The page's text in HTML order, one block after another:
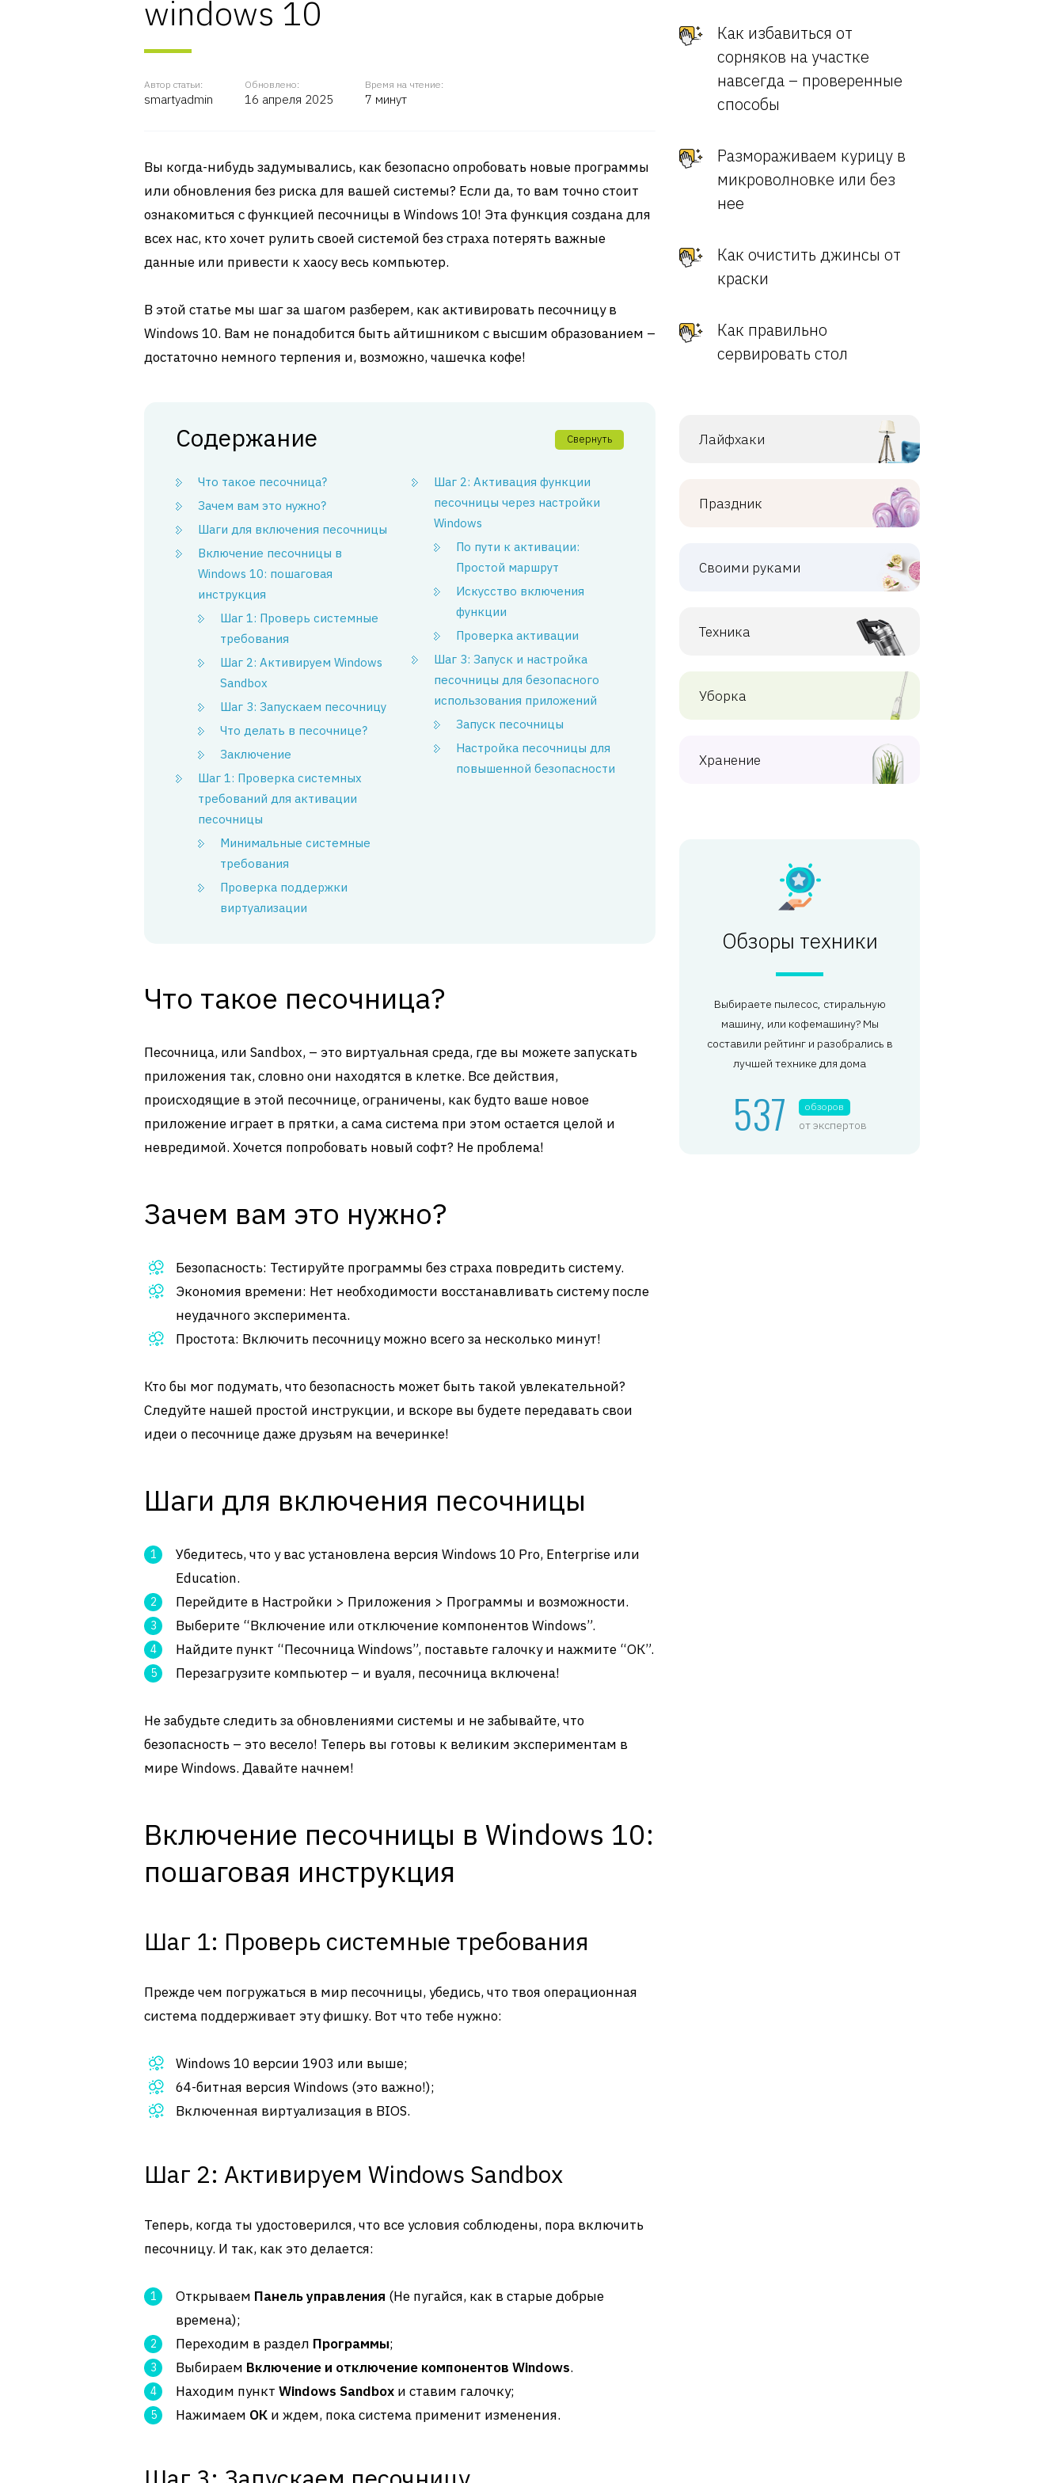
windows 10
Автор статьи:
smartyadmin
Обновлено:
16 апреля 2025
Время на чтение:
7 минут
Вы когда-нибудь задумывались, как безопасно опробовать новые программы
или обновления без риска для вашей системы? Если да, то вам точно стоит
ознакомиться с функцией песочницы в Windows 10! Эта функция создана для
всех нас, кто хочет рулить своей системой без страха потерять важные
данные или привести к хаосу весь компьютер.
В этой статье мы шаг за шагом разберем, как активировать песочницу в
Windows 10. Вам не понадобится быть айтишником с высшим образованием –
достаточно немного терпения и, возможно, чашечка кофе!
Содержание Свернуть
Что такое песочница?
Зачем вам это нужно?
Шаги для включения песочницы
Включение песочницы в
Windows 10: пошаговая
инструкция
Шаг 1: Проверь системные
требования
Шаг 2: Активируем Windows
Sandbox
Шаг 3: Запускаем песочницу
Что делать в песочнице?
Заключение
Шаг 1: Проверка системных
требований для активации
песочницы
Минимальные системные
требования
Проверка поддержки
виртуализации
Шаг 2: Активация функции
песочницы через настройки
Windows
По пути к активации:
Простой маршрут
Искусство включения
функции
Проверка активации
Шаг 3: Запуск и настройка
песочницы для безопасного
использования приложений
Запуск песочницы
Настройка песочницы для
повышенной безопасности
Что такое песочница?
Песочница, или Sandbox, – это виртуальная среда, где вы можете запускать
приложения так, словно они находятся в клетке. Все действия,
происходящие в этой песочнице, ограничены, как будто ваше новое
приложение играет в прятки, а сама система при этом остается целой и
невредимой. Хочется попробовать новый софт? Не проблема!
Зачем вам это нужно?
Безопасность: Тестируйте программы без страха повредить систему.
Экономия времени: Нет необходимости восстанавливать систему после
неудачного эксперимента.
Простота: Включить песочницу можно всего за несколько минут!
Кто бы мог подумать, что безопасность может быть такой увлекательной?
Следуйте нашей простой инструкции, и вскоре вы будете передавать свои
идеи о песочнице даже друзьям на вечеринке!
Шаги для включения песочницы
Убедитесь, что у вас установлена версия Windows 10 Pro, Enterprise или
Education.
Перейдите в Настройки > Приложения > Программы и возможности.
Выберите “Включение или отключение компонентов Windows”.
Найдите пункт “Песочница Windows”, поставьте галочку и нажмите “ОК”.
Перезагрузите компьютер – и вуаля, песочница включена!
Не забудьте следить за обновлениями системы и не забывайте, что
безопасность – это весело! Теперь вы готовы к великим экспериментам в
мире Windows. Давайте начнем!
Включение песочницы в Windows 10:
пошаговая инструкция
Шаг 1: Проверь системные требования
Прежде чем погружаться в мир песочницы, убедись, что твоя операционная
система поддерживает эту фишку. Вот что тебе нужно:
Windows 10 версии 1903 или выше;
64-битная версия Windows (это важно!);
Включенная виртуализация в BIOS.
Шаг 2: Активируем Windows Sandbox
Теперь, когда ты удостоверился, что все условия соблюдены, пора включить
песочницу. И так, как это делается:
Открываем Панель управления (Не пугайся, как в старые добрые
времена);
Переходим в раздел Программы;
Выбираем Включение и отключение компонентов Windows.
Находим пункт Windows Sandbox и ставим галочку;
Нажимаем ОК и ждем, пока система применит изменения.
Как избавиться от
сорняков на участке
навсегда – проверенные
способы
Размораживаем курицу в
микроволновке или без
нее
Как очистить джинсы от
краски
Как правильно
сервировать стол
Лайфхаки
Праздник
Своими руками
Техника
Уборка
Хранение
Обзоры техники
Выбираете пылесос, стиральную
машину, или кофемашину? Мы
составили рейтинг и разобрались в
лучшей технике для дома
537 обзоров
от экспертов